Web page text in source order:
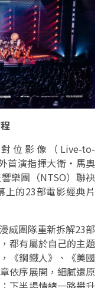
位影像（Live-to-
首演指揮大衛・馬奧
樂團（NTSO）聯袂
上的23部電影經典片
威團隊重新拆解23部
都有屬於自己的主題
《鋼鐵人》、《美國
依序展開，細膩還原